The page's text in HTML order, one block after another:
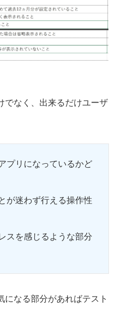
でなく、出来るだけユーザ
プリになっているかど
が迷わず行える操作性
スを感じるような部分
になる部分があればテスト